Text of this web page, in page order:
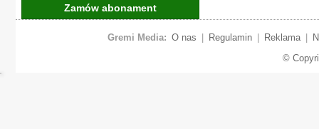
Zamów abonament
Gremi Media: O nas Regulamin Reklama
©